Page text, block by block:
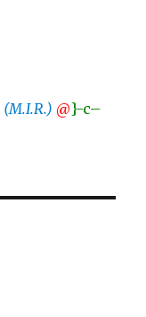
(M.I.R.) @}-c–